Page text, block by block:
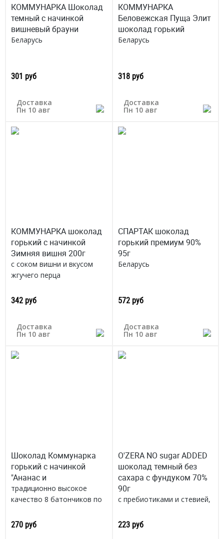
КОММУНАРКА Шоколад
темный с начинкой
вишневый брауни
Беларусь
301 руб
Доставка
Пн 10 авг
КОММУНАРКА
Беловежская Пуща Элит
шоколад горький
Беларусь
318 руб
Доставка
Пн 10 авг
КОММУНАРКА шоколад
горький с начинкой
Зимняя вишня 200г
с соком вишни и вкусом
жгучего перца
342 руб
Доставка
Пн 10 авг
СПАРТАК шоколад
горький премиум 90%
95г
Беларусь
572 руб
Доставка
Пн 10 авг
Шоколад Коммунарка
горький с начинкой
"Ананас и
традиционно высокое
качество 8 батончиков по
Беларусь
270 руб
O'ZERA NO sugar ADDED
шоколад темный без
сахара с фундуком 70%
90г
с пребиотиками и стевией,
витамины и минеральные
вещества
223 руб